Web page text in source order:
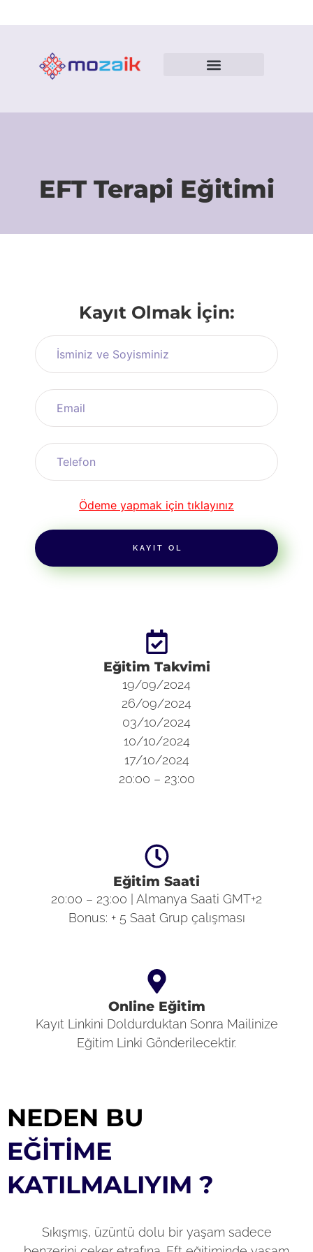
EFT Terapi Eğitimi
NEDEN BU
EĞİTİME
KATILMALIYIM ?
Sıkışmış, üzüntü dolu bir yaşam sadece
Kayıt Olmak İçin:
Ödeme yapmak için tıklayınız
KAYIT OL
Eğitim Takvimi
19/09/2024
26/09/2024
03/10/2024
10/10/2024
17/10/2024
20:00 – 23:00
Eğitim Saati
20:00 – 23:00 | Almanya Saati GMT+2
Bonus: + 5 Saat Grup çalışması
Online Eğitim
Kayıt Linkini Doldurduktan Sonra Mailinize
Eğitim Linki Gönderilecektir.